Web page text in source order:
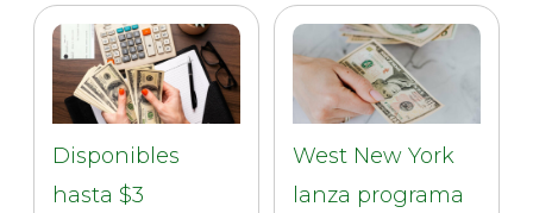
Disponibles
hasta $3
West New York
lanza programa